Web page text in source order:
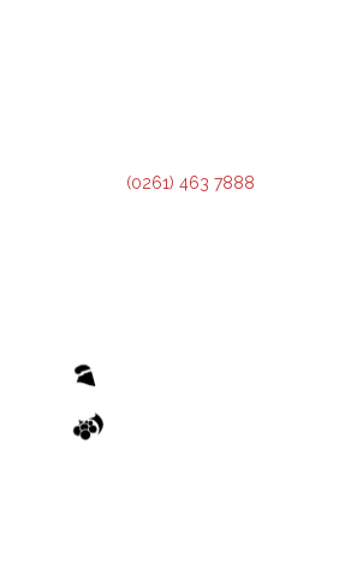
(0261) 463 7888